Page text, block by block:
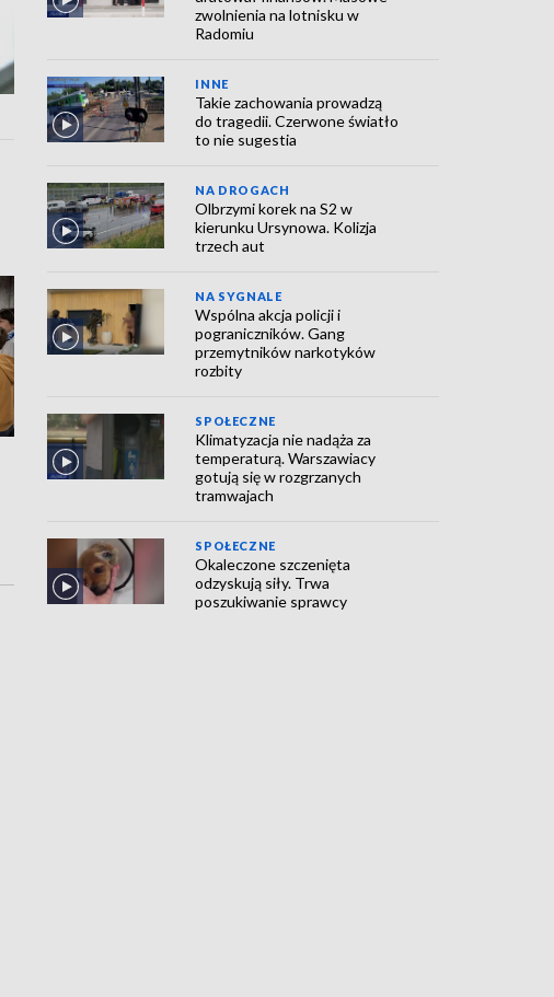
zwolnienia na lotnisku w
Radomiu
INNE
Takie zachowania prowadzą
do tragedii. Czerwone światło
to nie sugestia
NA DROGACH
Olbrzymi korek na S2 w
kierunku Ursynowa. Kolizja
trzech aut
NA SYGNALE
Wspólna akcja policji i
pograniczników. Gang
przemytników narkotyków
rozbity
SPOŁECZNE
Klimatyzacja nie nadąża za
temperaturą. Warszawiacy
gotują się w rozgrzanych
tramwajach
SPOŁECZNE
Okaleczone szczenięta
odzyskują siły. Trwa
poszukiwanie sprawcy